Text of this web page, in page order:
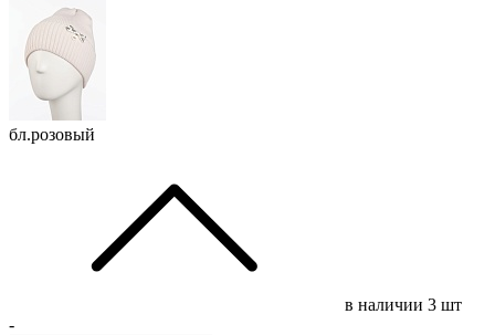
бл.розовый
в наличии 3 шт
-